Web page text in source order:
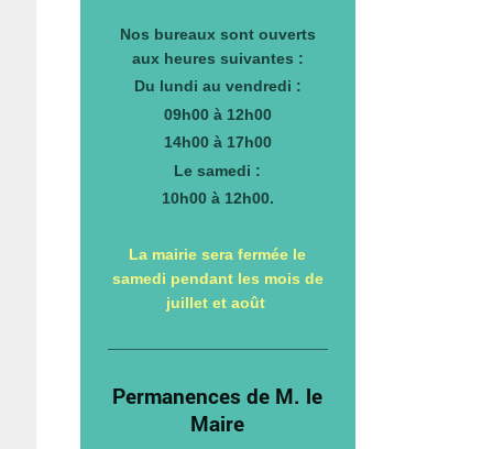
Nos bureaux sont ouverts
aux heures suivantes :
Du lundi au vendredi :
09h00 à 12h00
14h00 à 17h00
Le samedi :
10h00 à 12h00.
La mairie sera fermée le
samedi pendant les mois de
juillet et août
Permanences de M. le
Maire